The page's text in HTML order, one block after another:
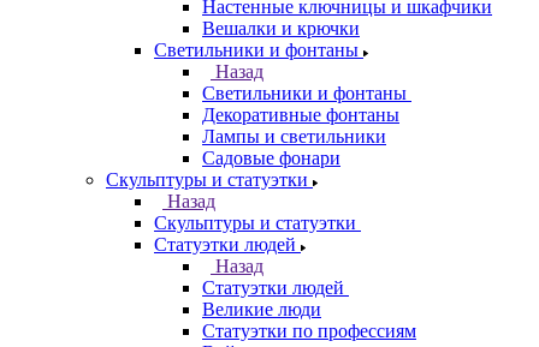
Настенные ключницы и шкафчики
Вешалки и крючки
Светильники и фонтаны
Назад
Светильники и фонтаны
Декоративные фонтаны
Лампы и светильники
Садовые фонари
Скульптуры и статуэтки
Назад
Скульптуры и статуэтки
Статуэтки людей
Назад
Статуэтки людей
Великие люди
Статуэтки по профессиям